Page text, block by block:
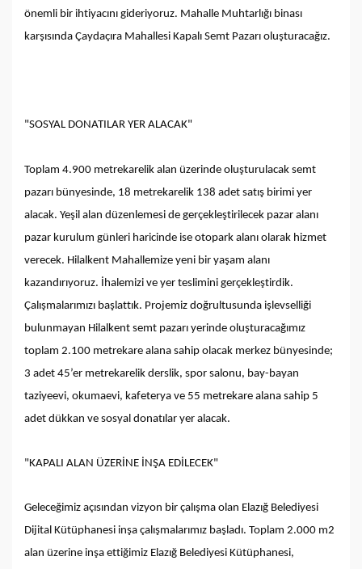
önemli bir ihtiyacını gideriyoruz. Mahalle Muhtarlığı binası
karşısında Çaydaçıra Mahallesi Kapalı Semt Pazarı oluşturacağız.
"SOSYAL DONATILAR YER ALACAK"
Toplam 4.900 metrekarelik alan üzerinde oluşturulacak semt
pazarı bünyesinde, 18 metrekarelik 138 adet satış birimi yer
alacak. Yeşil alan düzenlemesi de gerçekleştirilecek pazar alanı
pazar kurulum günleri haricinde ise otopark alanı olarak hizmet
verecek. Hilalkent Mahallemize yeni bir yaşam alanı
kazandırıyoruz. İhalemizi ve yer teslimini gerçekleştirdik.
Çalışmalarımızı başlattık. Projemiz doğrultusunda işlevselliği
bulunmayan Hilalkent semt pazarı yerinde oluşturacağımız
toplam 2.100 metrekare alana sahip olacak merkez bünyesinde;
3 adet 45’er metrekarelik derslik, spor salonu, bay-bayan
taziyeevi, okumaevi, kafeterya ve 55 metrekare alana sahip 5
adet dükkan ve sosyal donatılar yer alacak.
"KAPALI ALAN ÜZERİNE İNŞA EDİLECEK"
Geleceğimiz açısından vizyon bir çalışma olan Elazığ Belediyesi
Dijital Kütüphanesi inşa çalışmalarımız başladı. Toplam 2.000 m2
alan üzerine inşa ettiğimiz Elazığ Belediyesi Kütüphanesi,